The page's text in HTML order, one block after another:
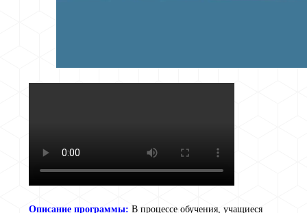
Описание программы: В процессе обучения, учащиеся